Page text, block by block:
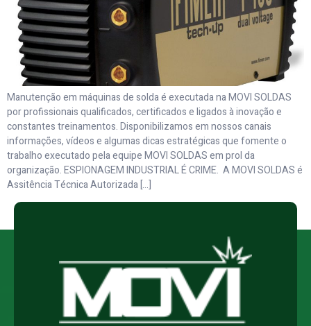
Manutenção em máquinas de solda é executada na MOVI SOLDAS
por profissionais qualificados, certificados e ligados à inovação e
constantes treinamentos. Disponibilizamos em nossos canais
informações, vídeos e algumas dicas estratégicas que fomente o
trabalho executado pela equipe MOVI SOLDAS em prol da
organização. ESPIONAGEM INDUSTRIAL É CRIME. A MOVI SOLDAS é
Assitência Técnica Autorizada […]